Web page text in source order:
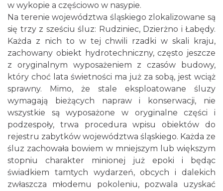
w wykopie a częściowo w nasypie.
Na terenie województwa śląskiego zlokalizowane są
się trzy z sześciu śluz: Rudziniec, Dzierżno i Łabędy.
Każda z nich to w tej chwili rzadki w skali kraju,
zachowany obiekt hydrotechniczny, często jeszcze
z oryginalnym wyposażeniem z czasów budowy,
który choć lata świetności ma już za sobą, jest wciąż
sprawny. Mimo, że stale eksploatowane śluzy
wymagają bieżących napraw i konserwacji, nie
wszystkie są wyposażone w oryginalne części i
podzespoły, trwa procedura wpisu obiektów do
rejestru zabytków województwa śląskiego. Każda ze
śluz zachowała bowiem w mniejszym lub większym
stopniu charakter minionej już epoki i będąc
świadkiem tamtych wydarzeń, obcych i dalekich
zwłaszcza młodemu pokoleniu, pozwala uzyskać